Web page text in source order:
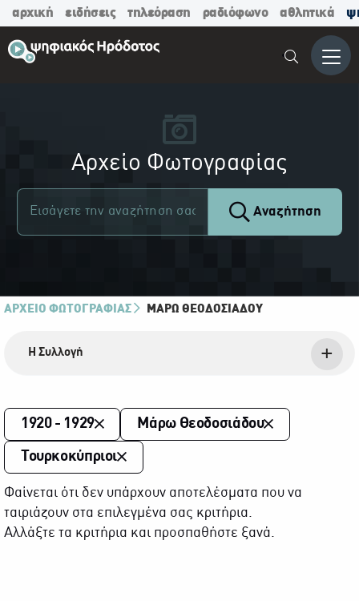
αρχική ειδήσεις τηλεόραση ραδιόφωνο αθλητικά
Μενού
Αρχείο Φωτογραφίας
Αναζήτηση
ΑΡΧΕΙΟ ΦΩΤΟΓΡΑΦΙΑΣ ΜΆΡΩ ΘΕΟΔΟΣΙΆΔΟΥ
Η Συλλογή
1920 - 1929 Μάρω Θεοδοσιάδου
Τουρκοκύπριοι
Φαίνεται ότι δεν υπάρχουν αποτελέσματα που να
ταιριάζουν στα επιλεγμένα σας κριτήρια.
Αλλάξτε τα κριτήρια και προσπαθήστε ξανά.